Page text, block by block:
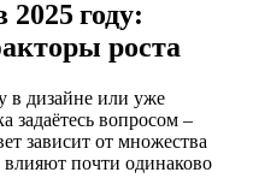
2025 году:
роста
в дизайне или уже
задаётесь вопросом –
зависит от множества
почти одинаково